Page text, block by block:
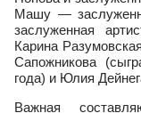
Машу —
заслуженная
Карина
Сапожникова
года) и Юлия
Важная